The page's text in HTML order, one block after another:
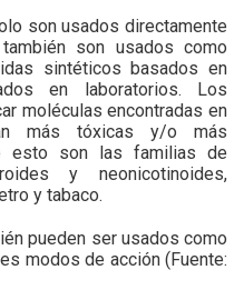
son usados directamente
son usados como
sintéticos basados en
en laboratorios. Los
moléculas encontradas en
más tóxicas y/o más
esto son las familias de
y neonicotinoides,
y tabaco.
pueden ser usados como
modos de acción (Fuente: